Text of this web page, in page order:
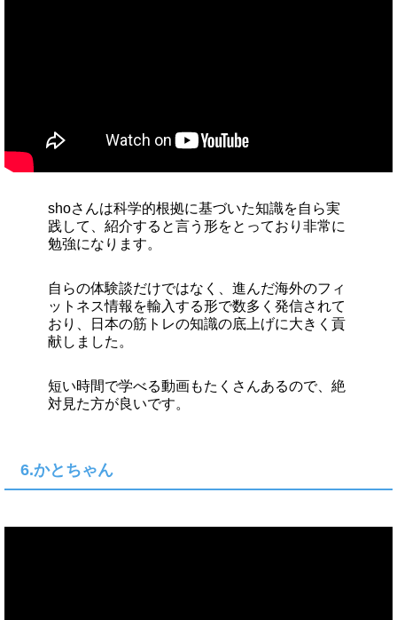
shoさんは科学的根拠に基づいた知識を自ら実
践して、紹介すると言う形をとっており非常に
勉強になります。
自らの体験談だけではなく、進んだ海外のフィ
ットネス情報を輸入する形で数多く発信されて
おり、日本の筋トレの知識の底上げに大きく貢
献しました。
短い時間で学べる動画もたくさんあるので、絶
対見た方が良いです。
6.かとちゃん